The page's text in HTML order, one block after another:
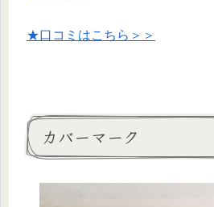
★口コミはこちら＞＞
カバーマーク